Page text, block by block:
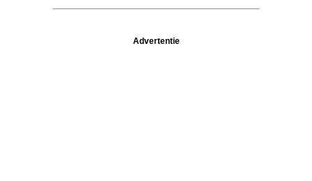
Advertentie